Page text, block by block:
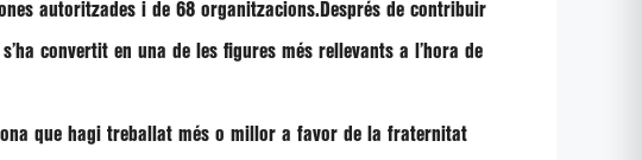
autoritzades i de 68 organitzacions.Després de contribuir
convertit en una de les figures més rellevants a l’hora de
que hagi treballat més o millor a favor de la fraternitat